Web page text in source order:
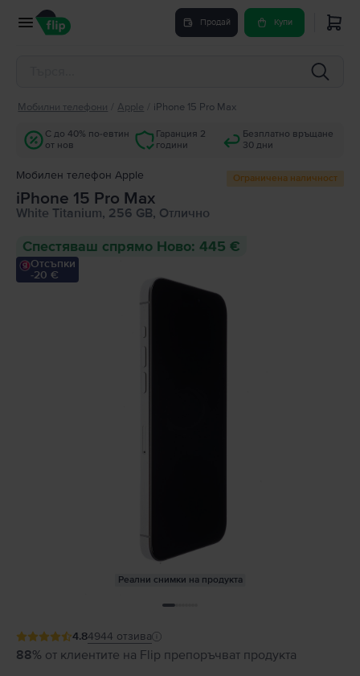
Продай Купи
Мобилни телефони Apple iPhone 15 Pro Max
С до 40% по-евтин
от нов
Гаранция 2
години
Безплатно връщане
30 дни
Мобилен телефон Apple Ограничена наличност
iPhone 15 Pro Max
White Titanium, 256 GB, Отлично
Спестяваш спрямо Ново: 445 €
Отсъпки
-20 €
Реални снимки на продукта
4.84944 отзива
88% от клиентите на Flip препоръчват продукта